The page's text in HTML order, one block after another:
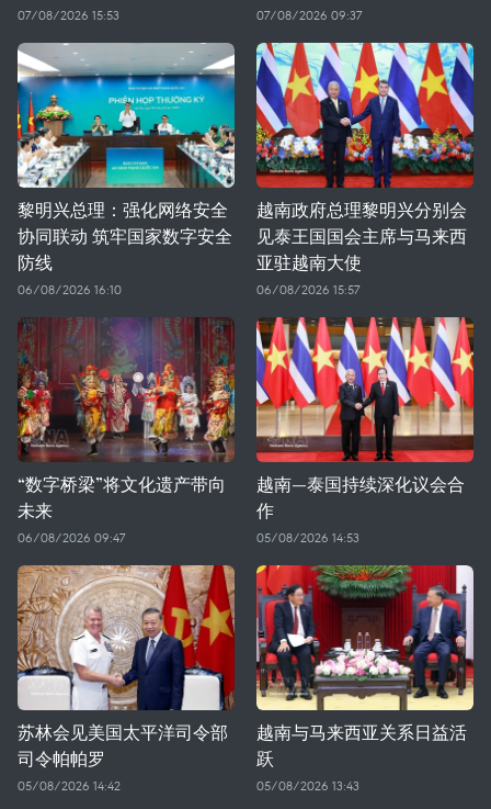
07/08/2026 15:53 07/08/2026 09:37
黎明兴总理：强化网络安全
协同联动 筑牢国家数字安全
防线
06/08/2026 16:10
越南政府总理黎明兴分别会
见泰王国国会主席与马来西
亚驻越南大使
06/08/2026 15:57
“数字桥梁”将文化遗产带向
未来
06/08/2026 09:47
越南—泰国持续深化议会合
作
05/08/2026 14:53
苏林会见美国太平洋司令部
司令帕帕罗
05/08/2026 14:42
越南与马来西亚关系日益活
跃
05/08/2026 13:43